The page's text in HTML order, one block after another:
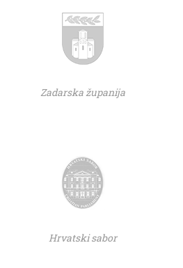
Zadarska županija
Hrvatski sabor